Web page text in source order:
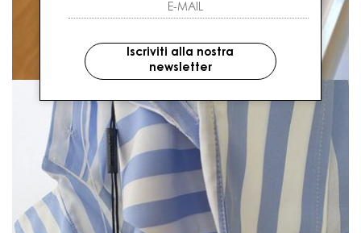
Iscriviti alla nostra
newsletter